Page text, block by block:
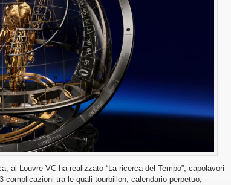
al Louvre VC ha realizzato “La ricerca del Tempo”, capolavori
complicazioni tra le quali tourbillon, calendario perpetuo,